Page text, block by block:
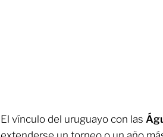
El vínculo del uruguayo con las